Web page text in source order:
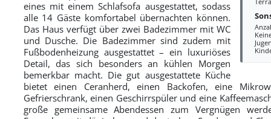
eines mit einem Schlafsofa ausgestattet, sodass
alle 14 Gäste komfortabel übernachten können.
Das Haus verfügt über zwei Badezimmer mit WC
und Dusche. Die Badezimmer sind zudem mit
Fußbodenheizung ausgestattet – ein luxuriöses
Detail, das sich besonders an kühlen Morgen
bemerkbar macht. Die gut ausgestattete Küche
bietet einen Ceranherd, einen Backofen, eine
Gefrierschrank, einen Geschirrspüler und eine
große gemeinsame Abendessen zum Vergnügen